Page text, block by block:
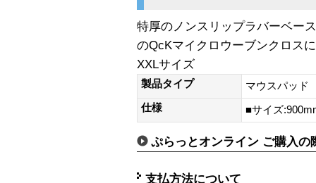
特厚のノンスリップラバーベー
のQcKマイクロウーブンクロス
XXLサイズ
製品タイプ
マウスパッド
仕様
■サイズ
ぷらっとオンライン ご購入の
支払方法について